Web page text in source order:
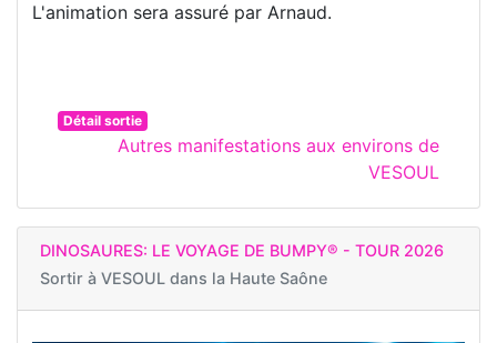
L'animation sera assuré par Arnaud.
Détail sortie
Autres manifestations aux environs de
VESOUL
DINOSAURES: LE VOYAGE DE BUMPY® - TOUR 2026
Sortir à VESOUL dans la Haute Saône